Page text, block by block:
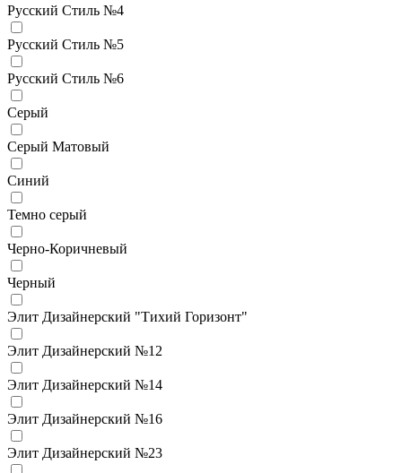
Русский Стиль №4
Русский Стиль №5
Русский Стиль №6
Серый
Серый Матовый
Синий
Темно серый
Черно-Коричневый
Черный
Элит Дизайнерский "Тихий Горизонт"
Элит Дизайнерский №12
Элит Дизайнерский №14
Элит Дизайнерский №16
Элит Дизайнерский №23